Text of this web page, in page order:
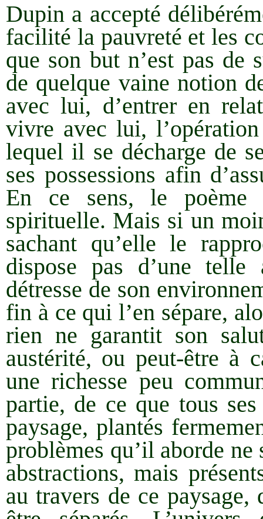
Dupin a accepté
facilité la pauvreté et les
que son but n’est pas de
de quelque vaine notion
avec lui, d’entrer en
vivre avec lui,
lequel il se décharge de
ses possessions afin
En ce sens, le poème
spirituelle. Mais si un
sachant qu’elle le
dispose pas d’une
détresse de son
fin à ce qui l’en sépare,
rien ne garantit son
austérité, ou peut-être à
une richesse peu
partie, de ce que tous
paysage, plantés
problèmes qu’il aborde
abstractions, mais
au travers de ce